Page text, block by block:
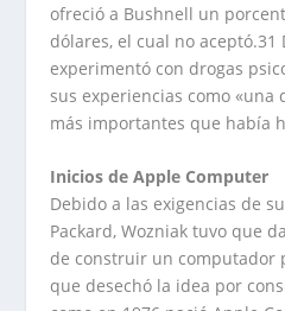
ofreció a Bushnell un
dólares, el cual no
experimentó con drogas
sus experiencias como «una
más importantes que había
Inicios de Apple Computer
Debido a las exigencias de
Packard, Wozniak tuvo que
de construir un computador
que desechó la idea por